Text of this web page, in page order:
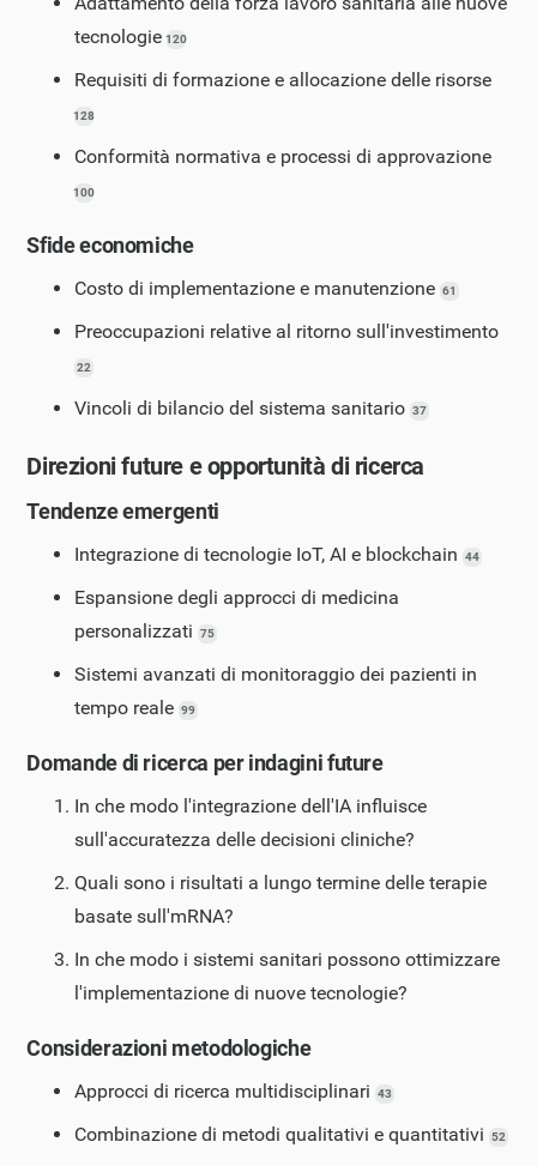
tecnologie120
Requisiti di formazione e allocazione delle risorse
128
Conformità normativa e processi di approvazione
100
Sfide economiche
Costo di implementazione e manutenzione 61
Preoccupazioni relative al ritorno sull'investimento
22
Vincoli di bilancio del sistema sanitario 37
Direzioni future e opportunità di ricerca
Tendenze emergenti
Integrazione di tecnologie IoT, AI e blockchain 44
Espansione degli approcci di medicina
personalizzati
75
Sistemi avanzati di monitoraggio dei pazienti in
tempo reale 99
Domande di ricerca per indagini future
In che modo l'integrazione dell'IA influisce
sull'accuratezza delle decisioni cliniche?
Quali sono i risultati a lungo termine delle terapie
basate sull'mRNA?
In che modo i sistemi sanitari possono ottimizzare
l'implementazione di nuove tecnologie?
Considerazioni metodologiche
Approcci di ricerca multidisciplinari 43
Combinazione di metodi qualitativi e quantitativi 52